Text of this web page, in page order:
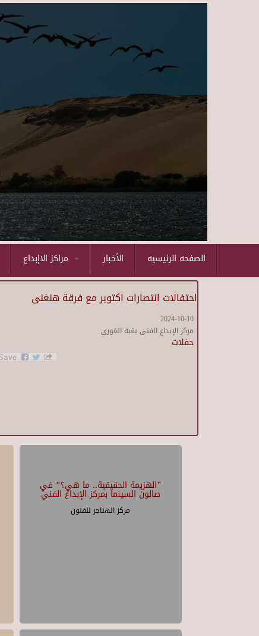
الأخبار الصفحه الرئيسيه
احتفالات انتصارات اكتوبر مع فرقة هنغنى
2024-10-10
مركز الإبداع الفنى بقبة الغورى
حفلات
"الهزيمة الحقيقية.. ما هي؟" في
صالون السينما بمركز الإبداع الفني
مركز الهناجر للفنون